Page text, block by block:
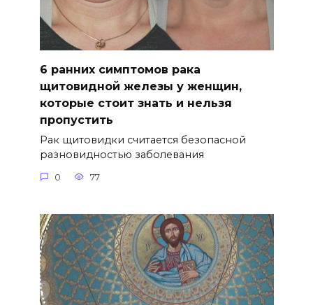
6 ранних симптомов рака
щитовидной железы у женщин,
которые стоит знать и нельзя
пропустить
Рак щитовидки считается безопасной
разновидностью заболевания
0 77